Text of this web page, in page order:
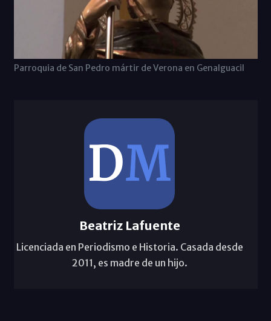
Parroquia de San Pedro mártir de Verona en Genalguacil
Beatriz Lafuente
Licenciada en Periodismo e Historia. Casada desde
2011, es madre de un hijo.